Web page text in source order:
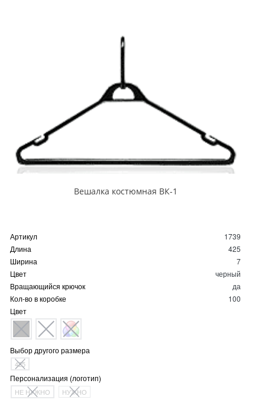
Вешалка костюмная ВК-1
Артикул
1739
Длина
425
Ширина
7
Цвет
черный
Вращающийся крючок
да
Кол-во в коробке
100
Цвет
Выбор другого размера
425
Персонализация (логотип)
НЕ НУЖНО НУЖНО